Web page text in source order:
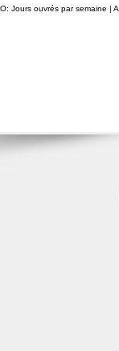
Jours ouvrés par semaine |